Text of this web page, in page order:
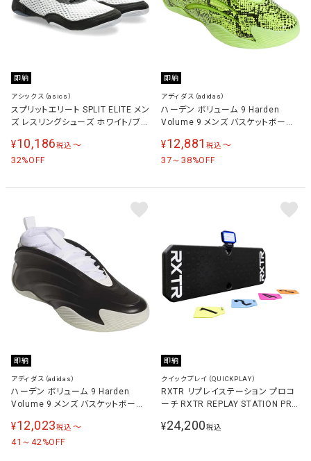
即納
アシックス（asics）
スプリットエリート SPLIT ELITE メン
ズ レスリングシューズ ホワイト/ブラ
¥10,186税込 〜
32%OFF
即納
アディダス（adidas）
ハーデン ボリューム 9 Harden
Volume 9 メンズ バスケットボール
JR8289
¥12,881 税込 〜
37～38%OFF
即納
アディダス（adidas）
ハーデン ボリューム 9 Harden
Volume 9 メンズ バスケットボール
JQ9137
¥12,023税込 〜
41～42%OFF
即納
クイックプレイ（QUICKPLAY）
RXTR リプレイステーション プロコ
ーチ RXTR REPLAY STATION PRO
PROCOACH-SOCCER
¥24,200税込